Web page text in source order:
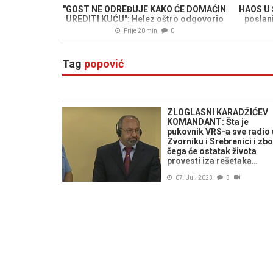
"GOST NE ODREĐUJE KAKO ĆE DOMAĆIN
UREDITI KUĆU": Helez oštro odgovorio
Vučiću i Dodiku
Prije 20 min 0
HAOS
Tag popović
ZLOGLASNI KARADŽIĆEV
KOMANDANT: Šta je
pukovnik VRS-a sve radio
Zvorniku i Srebrenici i
čega će ostatak života
provesti iza rešetaka…
07. Jul. 2023 3